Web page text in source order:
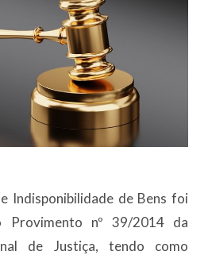
Indisponibilidade de Bens foi
nº 39/2014 da
de Justiça, tendo como